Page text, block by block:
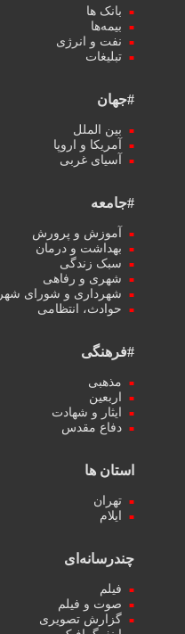
بانک ها
بیمه‌ها
نفت و انرژی
تبلیغات
#جهان
بین الملل
آمریکا و اروپا
آسیای غربی
#جامعه
آموزش و پرورش
بهداشت و درمان
سبک زندگی
شهری و رفاهی
شهرداری و شورای شهر
حوادث، انتظامی
#فرهنگی
مذهبی
اربعین
ایثار و شهادت
دفاع مقدس
استان ها
تهران
ایلام
چندرسانه‌ای
فیلم
صوت و فیلم
گزارش تصویری